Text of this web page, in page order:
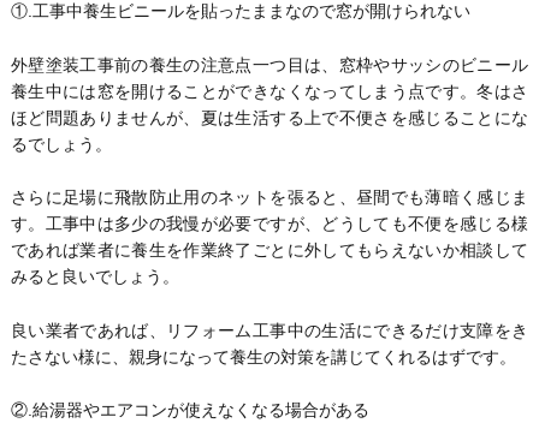
①.工事中養生ビニールを貼ったままなので窓が開けられない
外壁塗装工事前の養生の注意点一つ目は、窓枠やサッシのビニール
養生中には窓を開けることができなくなってしまう点です。冬はさ
ほど問題ありませんが、夏は生活する上で不便さを感じることにな
るでしょう。
さらに足場に飛散防止用のネットを張ると、昼間でも薄暗く感じま
す。工事中は多少の我慢が必要ですが、どうしても不便を感じる様
であれば業者に養生を作業終了ごとに外してもらえないか相談して
みると良いでしょう。
良い業者であれば、リフォーム工事中の生活にできるだけ支障をき
たさない様に、親身になって養生の対策を講じてくれるはずです。
②.給湯器やエアコンが使えなくなる場合がある